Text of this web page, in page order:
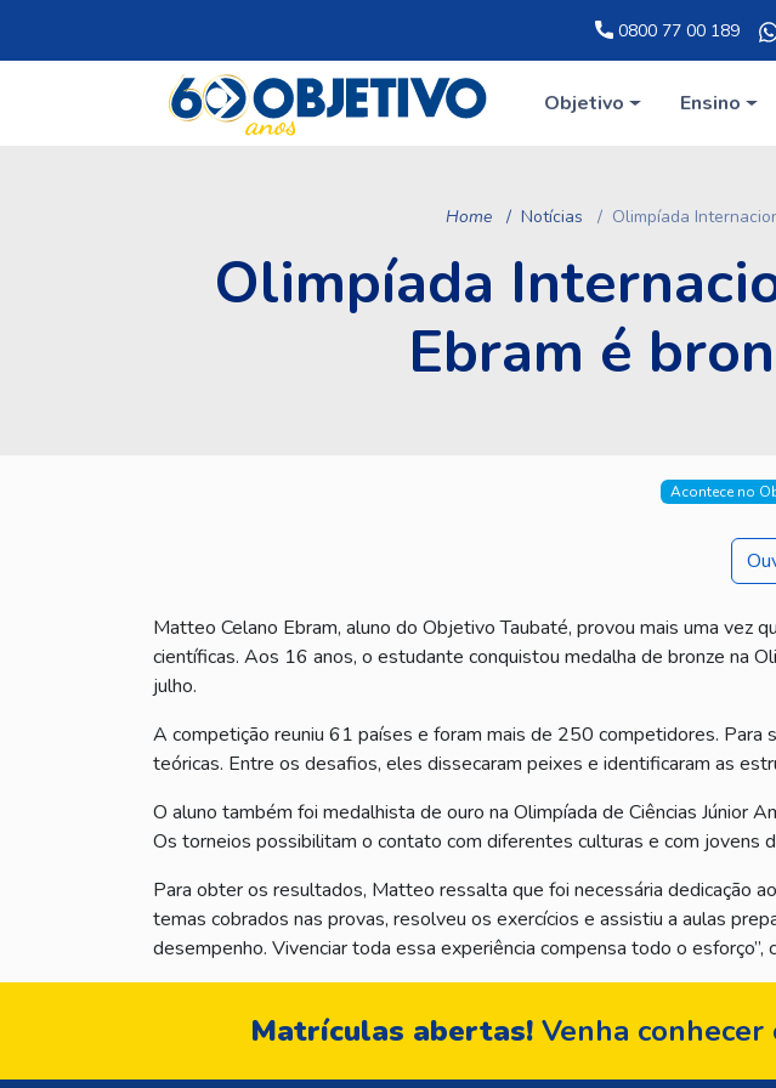
0800 77 00 189
Objetivo Ensino
Home Notícias Olimpíada
Olimpíada
Ebram é
Acontece no
Matteo Celano Ebram, aluno do Objetivo Taubaté, provou mais uma vez
científicas. Aos 16 anos, o estudante conquistou medalha de bronze na
julho.
A competição reuniu 61 países e foram mais de 250 competidores.
teóricas. Entre os desafios, eles dissecaram peixes e identificaram as
O aluno também foi medalhista de ouro na Olimpíada de Ciências Júnior
Os torneios possibilitam o contato com diferentes culturas e com jovens
Para obter os resultados, Matteo ressalta que foi necessária dedicação
temas cobrados nas provas, resolveu os exercícios e assistiu a aulas
desempenho. Vivenciar toda essa experiência compensa todo o esforço”,
Matrículas abertas! Venha conhecer